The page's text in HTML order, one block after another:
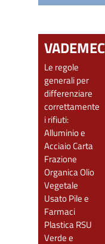
Le regole
generali per
differenziare
correttamente
i rifiuti:
Alluminio e
AcciaioCarta
Frazione
OrganicaOlio
Vegetale
UsatoPile e
Farmaci
PlasticaRSU
Verde e